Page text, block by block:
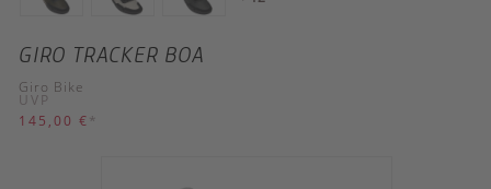
GIRO TRACKER BOA
Giro Bike
UVP
145,00 € *